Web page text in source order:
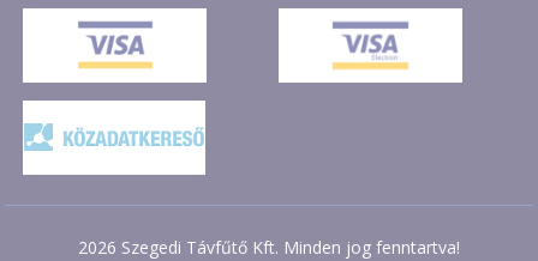
2026 Szegedi Távfűtő Kft. Minden jog fenntartva!